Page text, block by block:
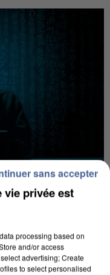
dérobées à
pas
vie privée est
processing based on
and/or access
advertising; Create
to select personalised
sans accepter